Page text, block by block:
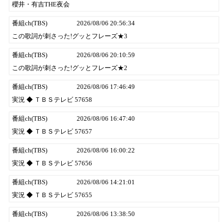
櫻井・有吉THE夜会
番組ch(TBS)
2026/08/06 20:56:34
この歌詞が刺さった!グッとフレーズ★3
番組ch(TBS)
2026/08/06 20:10:59
この歌詞が刺さった!グッとフレーズ★2
番組ch(TBS)
2026/08/06 17:46:49
実況 ◆ ＴＢＳテレビ 57658
番組ch(TBS)
2026/08/06 16:47:40
実況 ◆ ＴＢＳテレビ 57657
番組ch(TBS)
2026/08/06 16:00:22
実況 ◆ ＴＢＳテレビ 57656
番組ch(TBS)
2026/08/06 14:21:01
実況 ◆ ＴＢＳテレビ 57655
番組ch(TBS)
2026/08/06 13:38:50